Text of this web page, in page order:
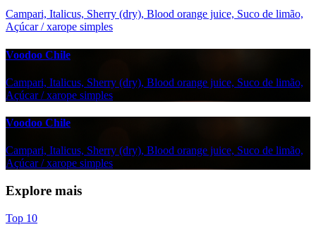
Campari, Italicus, Sherry (dry), Blood orange juice, Suco de limão,
Açúcar / xarope simples
Voodoo Chile
Campari, Italicus, Sherry (dry), Blood orange juice, Suco de limão,
Açúcar / xarope simples
Voodoo Chile
Campari, Italicus, Sherry (dry), Blood orange juice, Suco de limão,
Açúcar / xarope simples
Explore mais
Top 10